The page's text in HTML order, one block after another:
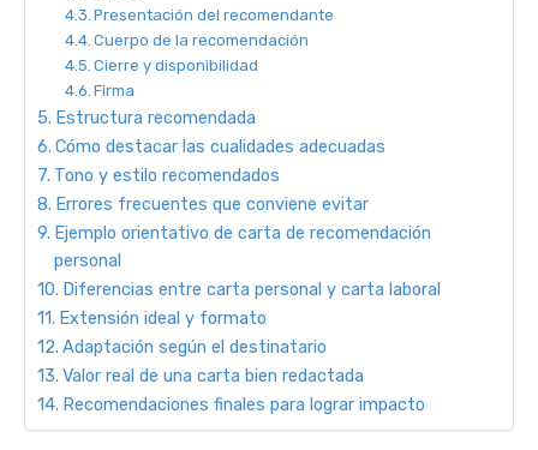
Presentación del recomendante
Cuerpo de la recomendación
Cierre y disponibilidad
Firma
Estructura recomendada
Cómo destacar las cualidades adecuadas
Tono y estilo recomendados
Errores frecuentes que conviene evitar
Ejemplo orientativo de carta de recomendación
personal
Diferencias entre carta personal y carta laboral
Extensión ideal y formato
Adaptación según el destinatario
Valor real de una carta bien redactada
Recomendaciones finales para lograr impacto